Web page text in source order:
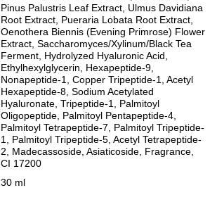
Pinus Palustris Leaf Extract, Ulmus Davidiana
Root Extract, Pueraria Lobata Root Extract,
Oenothera Biennis (Evening Primrose) Flower
Extract, Saccharomyces/Xylinum/Black Tea
Ferment, Hydrolyzed Hyaluronic Acid,
Ethylhexylglycerin, Hexapeptide-9,
Nonapeptide-1, Copper Tripeptide-1, Acetyl
Hexapeptide-8, Sodium Acetylated
Hyaluronate, Tripeptide-1, Palmitoyl
Oligopeptide, Palmitoyl Pentapeptide-4,
Palmitoyl Tetrapeptide-7, Palmitoyl Tripeptide-
1, Palmitoyl Tripeptide-5, Acetyl Tetrapeptide-
2, Madecassoside, Asiaticoside, Fragrance,
CI 17200
30 ml